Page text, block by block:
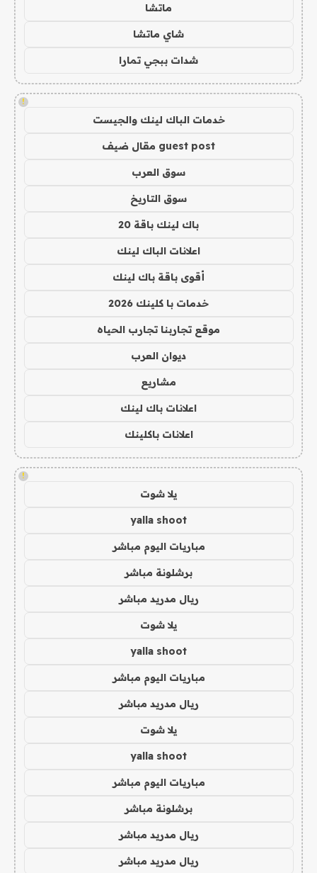
ماتشا
شاي ماتشا
شدات ببجي تمارا
!
خدمات الباك لينك والجيست
guest post مقال ضيف
سوق العرب
سوق التاريخ
باك لينك باقة 20
اعلانات الباك لينك
أقوى باقة باك لينك
خدمات با كلينك 2026
موقع تجاربنا تجارب الحياه
ديوان العرب
مشاريع
اعلانات باك لينك
اعلانات باكلينك
!
يلا شوت
yalla shoot
مباريات اليوم مباشر
برشلونة مباشر
ريال مدريد مباشر
يلا شوت
yalla shoot
مباريات اليوم مباشر
ريال مدريد مباشر
يلا شوت
yalla shoot
مباريات اليوم مباشر
برشلونة مباشر
ريال مدريد مباشر
ريال مدريد مباشر